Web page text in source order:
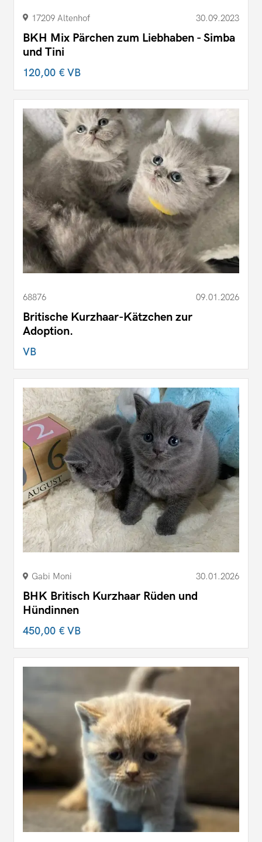
17209 Altenhof 30.09.2023
BKH Mix Pärchen zum Liebhaben - Simba
und Tini
120,00 €VB
68876 09.01.2026
Britische Kurzhaar-Kätzchen zur
Adoption.
VB
Gabi Moni 30.01.2026
BHK Britisch Kurzhaar Rüden und
Hündinnen
450,00 €VB